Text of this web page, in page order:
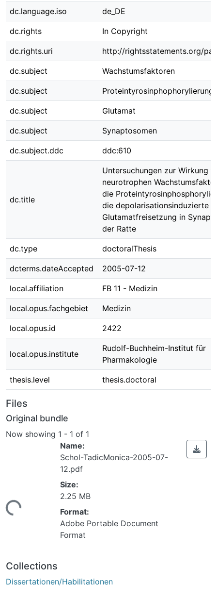
dc.language.iso de_DE
dc.rights In Copyright
dc.rights.uri http://rightsstatements.org/
dc.subject Wachstumsfaktoren
dc.subject Proteintyrosinphophorylierung
dc.subject Glutamat
dc.subject Synaptosomen
dc.subject.ddc ddc:610
dc.title
Untersuchungen zur Wirkung
neurotrophen
die
die depolarisationsinduzierte
Glutamatfreisetzung in
der Ratte
dc.type doctoralThesis
dcterms.dateAccepted 2005-07-12
local.affiliation FB 11 - Medizin
local.opus.fachgebiet Medizin
local.opus.id 2422
local.opus.institute
Rudolf-Buchheim-Institut für
Pharmakologie
thesis.level thesis.doctoral
Files
Original bundle
Now showing 1 - 1 of 1
Name:
Schol-TadicMonica-2005-07-
12.pdf
Size:
2.25 MB
Format:
Adobe Portable Document
Format
Collections
Dissertationen/Habilitationen